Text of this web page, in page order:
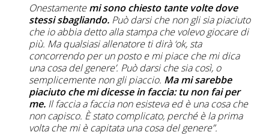
Onestamentemi sono chiesto tante volte dove
stessi sbagliando. Può darsi che non gli sia piaciuto
che io abbia detto alla stampa che volevo giocare di
più. Ma qualsiasi allenatore ti dirà ‘ok, sta
concorrendo per un posto e mi piace che mi dica
una cosa del genere’. Può darsi che sia così, o
semplicemente non gli piaccio. Ma mi sarebbe
piaciuto che mi dicesse in faccia: tu non fai per
me. Il faccia a faccia non esisteva ed è una cosa che
non capisco. È stato complicato, perché è la prima
volta che mi è capitata una cosa del genere”.